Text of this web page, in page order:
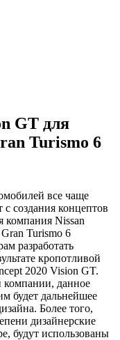
GT для
Turismo 6
все чаще
создания концептов
компания Nissan
Turismo 6
разработать
кропотливой
2020 Vision GT.
компании, данное
будет дальнейшее
Более того,
дизайнерские
будут использованы